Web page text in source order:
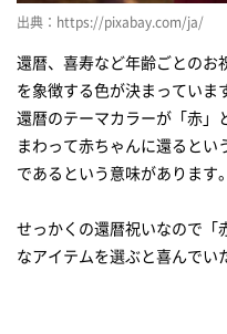
出典：https://pixabay.com/ja/
還暦、喜寿など年齢ごとのお
を象徴する色が決まっていま
還暦のテーマカラーが「赤」
まわって赤ちゃんに還ると
であるという意味があります。
せっかくの還暦祝いなので「